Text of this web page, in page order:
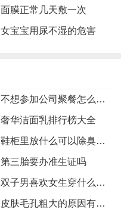
面膜正常几天敷一次
女宝宝用尿不湿的危害
不想参加公司聚餐怎么拒绝
奢华洁面乳排行榜大全
鞋柜里放什么可以除臭消菌
第三胎要办准生证吗
双子男喜欢女生穿什么样的衣服
皮肤毛孔粗大的原因有哪些